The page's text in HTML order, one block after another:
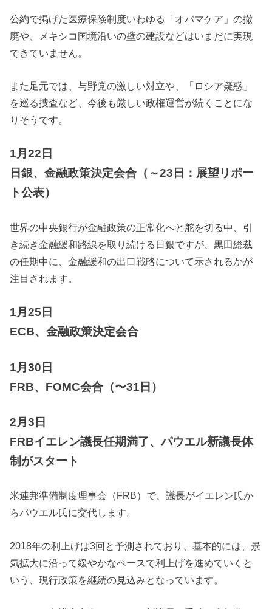
公約で掲げた医療保険制度いわゆる「オバマケア」の撤
廃や、メキシコ国境沿いの壁の建設などはいまだに実現
できていません。
また足元では、与野党の激しい対立や、「ロシア疑惑」
を巡る捜査など、今後も厳しい政権運営が続くことにな
りそうです。
1月22日
日銀、金融政策決定会合（～23日：展望リポー
ト公表）
世界の中央銀行が金融政策の正常化へと舵を切る中、引
き続き金融緩和路線を取り続ける日銀ですが、黒田総裁
の任期中に、金融緩和の出口戦略について示されるかが
注目されます。
1月25日
ECB、金融政策決定会合
1月30日
FRB、FOMC会合（〜31日）
2月3日
FRBイエレン議長任期満了、パウエル新議長体
制がスタート
米連邦準備制度理事会（FRB）で、議長がイエレン氏か
らパウエル氏に交代します。
2018年の利上げは3回と予測されており、基本的には、景
気拡大に沿って緩やかなペースで利上げを進めていくと
いう、現行政策を継続の見込みとなっています。